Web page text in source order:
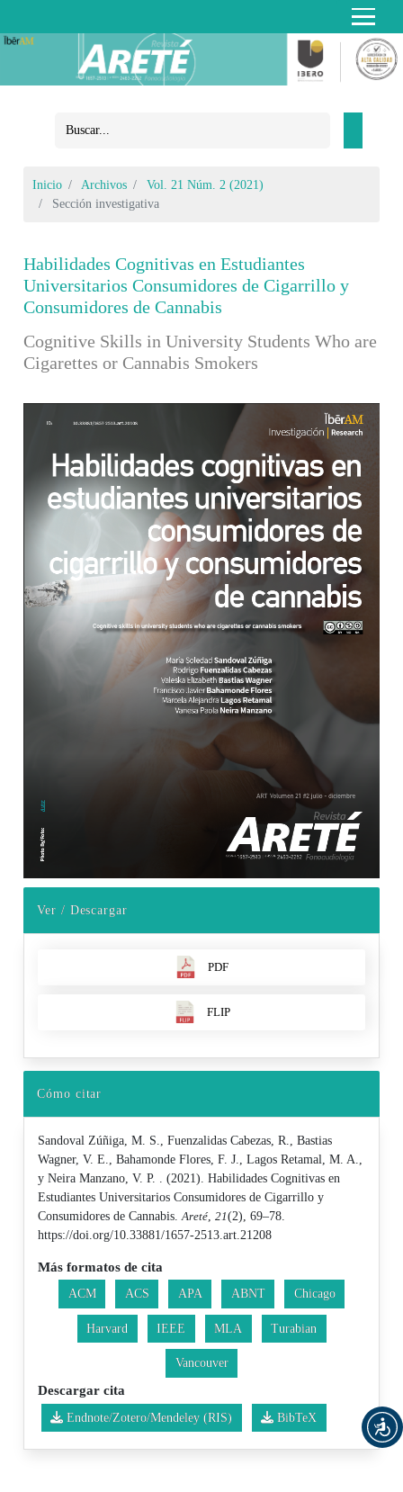
Inicio Archivos
Vol. 21 Núm. 2 (2021)
Sección investigativa
Habilidades Cognitivas en Estudiantes
Universitarios Consumidores de Cigarrillo y
Consumidores de Cannabis
Cognitive Skills in University Students Who are
Cigarettes or Cannabis Smokers
Ver / Descargar
PDF
FLIP
Cómo citar
Sandoval Zúñiga, M. S., Fuenzalidas Cabezas, R., Bastias
Wagner, V. E., Bahamonde Flores, F. J., Lagos Retamal, M. A.,
y Neira Manzano, V. P. . (2021). Habilidades Cognitivas en
Estudiantes Universitarios Consumidores de Cigarrillo y
Consumidores de Cannabis.Areté ,21(2), 69–78.
https://doi.org/10.33881/1657-2513.art.21208
Más formatos de cita
ACM ACS APA ABNT Chicago
Harvard IEEE MLA Turabian
Vancouver
Descargar cita
Endnote/Zotero/Mendeley (RIS) BibTeX